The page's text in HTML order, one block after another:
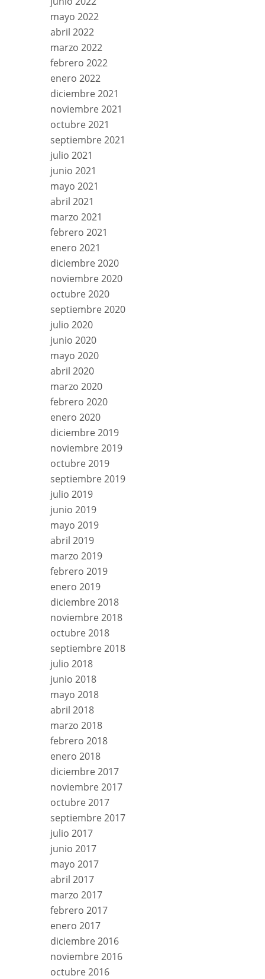
mayo 2022
abril 2022
marzo 2022
febrero 2022
enero 2022
diciembre 2021
noviembre 2021
octubre 2021
septiembre 2021
julio 2021
junio 2021
mayo 2021
abril 2021
marzo 2021
febrero 2021
enero 2021
diciembre 2020
noviembre 2020
octubre 2020
septiembre 2020
julio 2020
junio 2020
mayo 2020
abril 2020
marzo 2020
febrero 2020
enero 2020
diciembre 2019
noviembre 2019
octubre 2019
septiembre 2019
julio 2019
junio 2019
mayo 2019
abril 2019
marzo 2019
febrero 2019
enero 2019
diciembre 2018
noviembre 2018
octubre 2018
septiembre 2018
julio 2018
junio 2018
mayo 2018
abril 2018
marzo 2018
febrero 2018
enero 2018
diciembre 2017
noviembre 2017
octubre 2017
septiembre 2017
julio 2017
junio 2017
mayo 2017
abril 2017
marzo 2017
febrero 2017
enero 2017
diciembre 2016
noviembre 2016
octubre 2016